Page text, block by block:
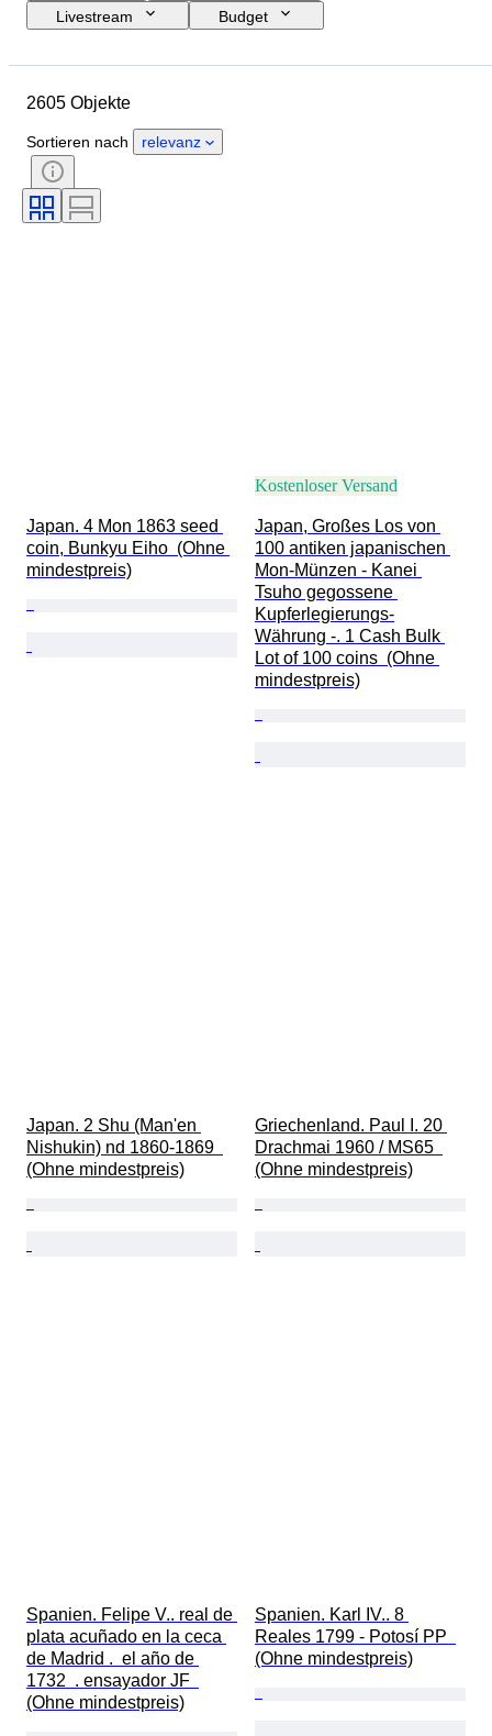
Livestream
Budget
Zustand
Unterschrift
Währung
Art der Münze
Epoche
2605 Objekte
Sortieren nach relevanz
Japan. 4 Mon 1863 seed
coin, Bunkyu Eiho  (Ohne
mindestpreis)
Kostenloser Versand
Japan, Großes Los von
100 antiken japanischen
Mon-Münzen - Kanei
Tsuho gegossene
Kupferlegierungs-
Währung -. 1 Cash Bulk
Lot of 100 coins  (Ohne
mindestpreis)
Japan. 2 Shu (Man'en
Nishukin) nd 1860-1869
(Ohne mindestpreis)
Griechenland. Paul I. 20
Drachmai 1960 / MS65
(Ohne mindestpreis)
Spanien. Felipe V.. real de
plata acuñado en la ceca
de Madrid .  el año de
1732  . ensayador JF
(Ohne mindestpreis)
Spanien. Karl IV.. 8
Reales 1799 - Potosí PP
(Ohne mindestpreis)